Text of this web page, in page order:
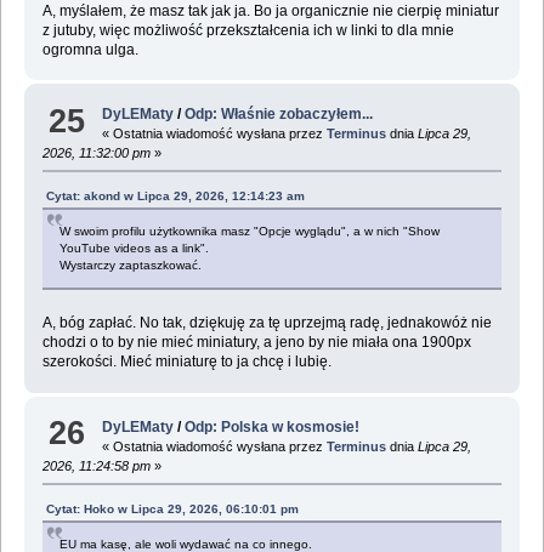
A, myślałem, że masz tak jak ja. Bo ja organicznie nie cierpię miniatur
z jutuby, więc możliwość przekształcenia ich w linki to dla mnie
ogromna ulga.
25 DyLEMaty /Odp: Właśnie zobaczyłem...
« Ostatnia wiadomość wysłana przezTerminus dnia Lipca 29,
2026, 11:32:00 pm»
Cytat: akond w Lipca 29, 2026, 12:14:23 am
W swoim profilu użytkownika masz "Opcje wyglądu", a w nich "Show
YouTube videos as a link".
Wystarczy zaptaszkować.
A, bóg zapłać. No tak, dziękuję za tę uprzejmą radę, jednakowóż nie
chodzi o to by nie mieć miniatury, a jeno by nie miała ona 1900px
szerokości. Mieć miniaturę to ja chcę i lubię.
26 DyLEMaty /Odp: Polska w kosmosie!
« Ostatnia wiadomość wysłana przezTerminus dnia Lipca 29,
2026, 11:24:58 pm»
Cytat: Hoko w Lipca 29, 2026, 06:10:01 pm
EU ma kasę, ale woli wydawać na co innego.